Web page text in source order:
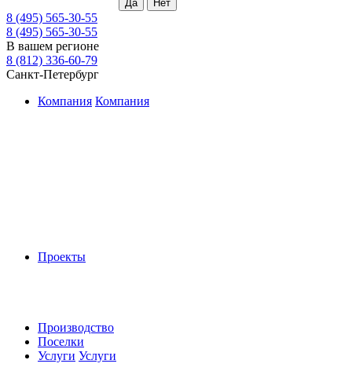
8 (495) 565-30-55
8 (495) 565-30-55
В вашем регионе
8 (812) 336-60-79
Санкт-Петербург
Компания Компания
Проекты
Производство
Поселки
Услуги Услуги